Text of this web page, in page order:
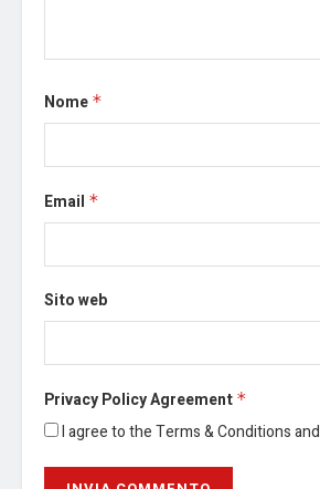
Nome *
Email *
Sito web
Privacy Policy Agreement *
I agree to the Terms & Conditions and